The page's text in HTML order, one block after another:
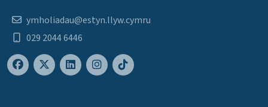
ymholiadau@estyn.llyw.cymru
029 2044 6446